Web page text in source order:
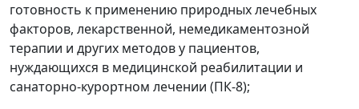
готовность к применению природных лечебных
факторов, лекарственной, немедикаментозной
терапии и других методов у пациентов,
нуждающихся в медицинской реабилитации и
санаторно-курортном лечении (ПК-8);